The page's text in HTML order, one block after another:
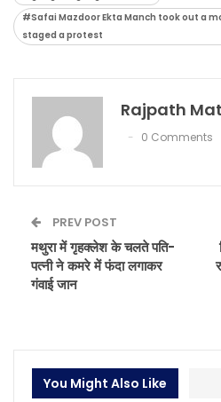
#Safai Mazdoor Ekta Manch took out a
staged a protest
Rajpath
0 Comments
PREV POST
मथुरा में गृहक्लेश के चलते पति-
पत्नी ने कमरे में फंदा लगाकर
गंवाई जान
You Might Also Like